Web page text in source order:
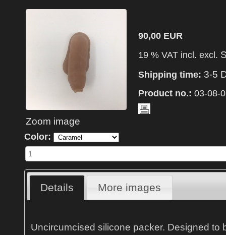
Zoom image
90,00 EUR
19 % VAT incl. excl.
Shipping time: 3-5
Product no.: 03-08-
Color:
Details More images
Uncircumcised silicone packer. Designed to